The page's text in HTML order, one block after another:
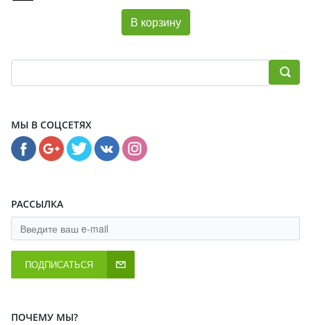
В корзину
МЫ В СОЦСЕТЯХ
РАССЫЛКА
ПОДПИСАТЬСЯ
ПОЧЕМУ МЫ?